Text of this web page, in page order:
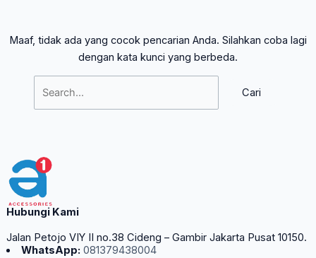
Maaf, tidak ada yang cocok pencarian Anda. Silahkan coba lagi
dengan kata kunci yang berbeda.
Hubungi Kami
Jalan Petojo VIY II no.38 Cideng – Gambir Jakarta Pusat 10150.
WhatsApp: 081379438004